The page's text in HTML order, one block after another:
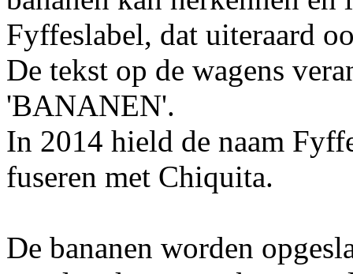
Fyffeslabel, dat uiteraard
De tekst op de wagens
'BANANEN'.
In 2014 hield de naam
fuseren met Chiquita.
De bananen worden